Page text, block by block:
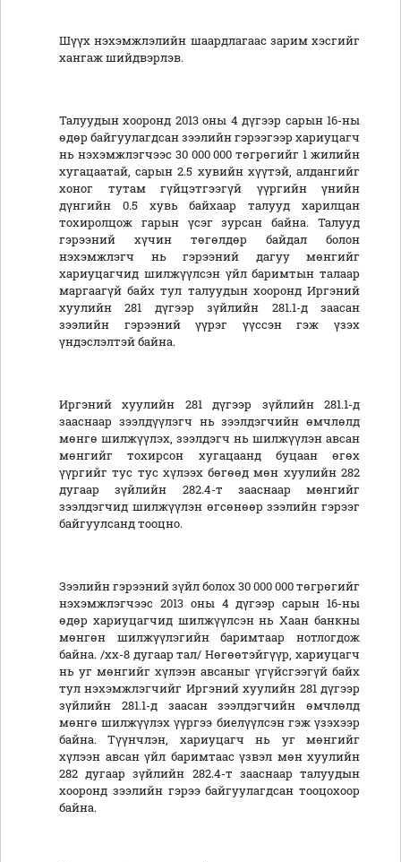
Шүүх нэхэмжлэлийн шаардлагаас зарим хэсгийг
хангаж шийдвэрлэв.
Талуудын хооронд 2013 оны 4 дүгээр сарын 16-ны
өдөр байгуулагдсан зээлийн гэрээгээр хариуцагч
нь нэхэмжлэгчээс 30 000 000 төгрөгийг 1 жилийн
хугацаатай, сарын 2.5 хувийн хүүтэй, алдангийг
хоног тутам гүйцэтгээгүй үүргийн үнийн
дүнгийн 0.5 хувь байхаар талууд харилцан
тохиролцож гарын үсэг зурсан байна. Талууд
гэрээний хүчин төгөлдөр байдал болон
нэхэмжлэгч нь гэрээний дагуу мөнгийг
хариуцагчид шилжүүлсэн үйл баримтын талаар
маргаагүй байх тул талуудын хооронд Иргэний
хуулийн 281 дүгээр зүйлийн 281.1-д заасан
зээлийн гэрээний үүрэг үүссэн гэж үзэх
үндэслэлтэй байна.
Иргэний хуулийн 281 дүгээр зүйлийн 281.1-д
зааснаар зээлдүүлэгч нь зээлдэгчийн өмчлөлд
мөнгө шилжүүлэх, зээлдэгч нь шилжүүлэн авсан
мөнгийг тохирсон хугацаанд буцаан өгөх
үүргийг тус тус хүлээх бөгөөд мөн хуулийн 282
дугаар зүйлийн 282.4-т зааснаар мөнгийг
зээлдэгчид шилжүүлэн өгсөнөөр зээлийн гэрээг
байгуулсанд тооцно.
Зээлийн гэрээний зүйл болох 30 000 000 төгрөгийг
нэхэмжлэгчээс 2013 оны 4 дүгээр сарын 16-ны
өдөр хариуцагчид шилжүүлсэн нь Хаан банкны
мөнгөн шилжүүлэгийн баримтаар нотлогдож
байна. /хх-8 дугаар тал/ Нөгөөтэйгүүр, хариуцагч
нь уг мөнгийг хүлээн авсаныг үгүйсгээгүй байх
тул нэхэмжлэгчийг Иргэний хуулийн 281 дүгээр
зүйлийн 281.1-д заасан зээлдэгчийн өмчлөлд
мөнгө шилжүүлэх үүргээ биелүүлсэн гэж үзэхээр
байна. Түүнчлэн, хариуцагч нь уг мөнгийг
хүлээн авсан үйл баримтаас үзвэл мөн хуулийн
282 дугаар зүйлийн 282.4-т зааснаар талуудын
хооронд зээлийн гэрээ байгуулагдсан тооцохоор
байна.